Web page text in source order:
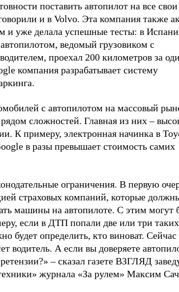
поставить автопилот на все свои
и в Volvo. Эта компания также
и уже делала успешные тесты: в
ведомый грузовиком с
проехал 200 километров за
компания разрабатывает систему
с автопилотом на массовый
сложностей. Главная из них –
К примеру, электронная начинка в
в разы превышает стоимость самих
ограничения. В первую
страховых компаний, которые
машины на автопилоте. С этим могут
если в ДТП попали две или три таких
будет определить, кто виноват. Сейчас
водитель. А если вы доверяете
– сказал газете ВЗГЛЯД
журнала «За рулем» Максим